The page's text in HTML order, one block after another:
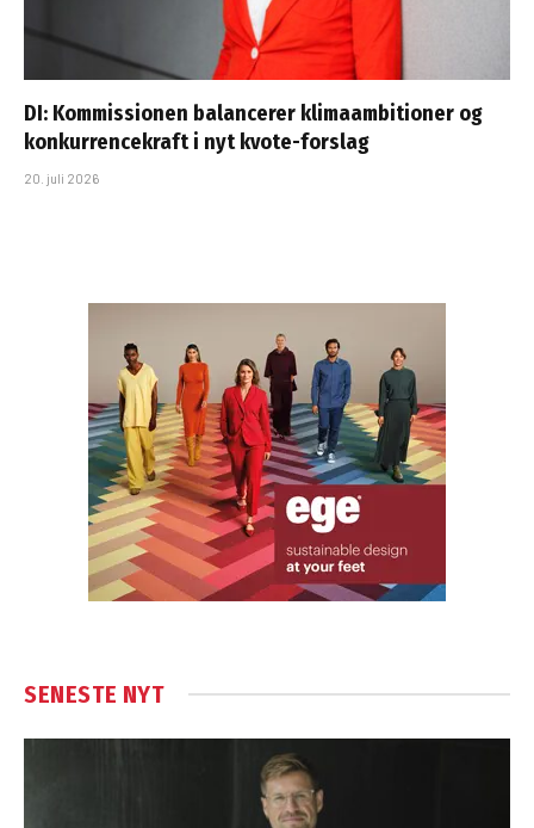
DI: Kommissionen balancerer klimaambitioner og
konkurrencekraft i nyt kvote-forslag
20. juli 2026
SENESTE NYT